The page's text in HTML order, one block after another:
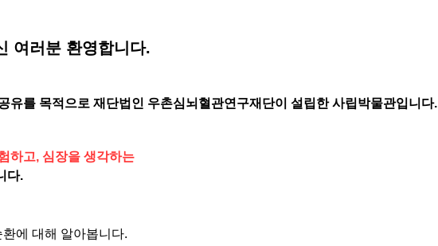
여러분 환영합니다.
유를 목적으로 재단법인 우촌심뇌혈관연구재단이 설립한 사립박물관입니다.
하고, 심장을 생각하는
다.
에 대해 알아봅니다.